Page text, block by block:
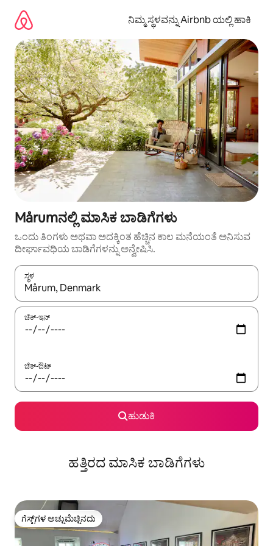
ಹೋಗಿ
ನಿಮ್ಮ ಸ್ಥಳವನ್ನು Airbnb ಯಲ್ಲಿ ಹಾಕಿ
Mårumನಲ್ಲಿ ಮಾಸಿಕ ಬಾಡಿಗೆಗಳು
ಒಂದು ತಿಂಗಳು ಅಥವಾ ಅದಕ್ಕಿಂತ ಹೆಚ್ಚಿನ ಕಾಲ ಮನೆಯಂತೆ ಅನಿಸುವ
ದೀರ್ಘಾವಧಿಯ ಬಾಡಿಗೆಗಳನ್ನು ಅನ್ವೇಷಿಸಿ.
ಸ್ಥಳ
ಫಲಿತಾಂಶಗಳು ಲಭ್ಯವಿರುವಾಗ, ಅಪ್ ಮತ್ತು ಡೌನ್ ಬಾಣದ ಕೀಲಿಗಳೊಂದಿಗೆ
ಚೆಕ್-ಇನ್
ಚೆಕ್-ಔಟ್
ಹುಡುಕಿ
ಹತ್ತಿರದ ಮಾಸಿಕ ಬಾಡಿಗೆಗಳು
ಗೆಸ್ಟ್‌ಗಳ ಅಚ್ಚುಮೆಚ್ಚಿನದು
ಗೆಸ್ಟ್‌ಗಳ ಅಚ್ಚುಮೆಚ್ಚಿನದು